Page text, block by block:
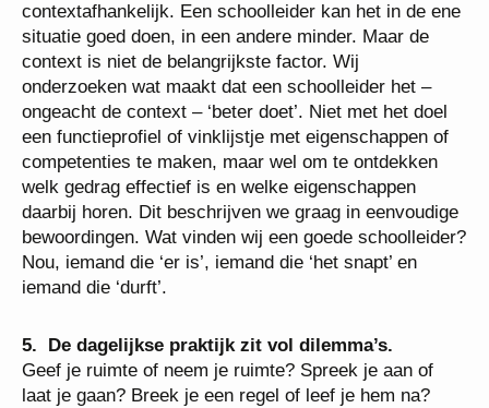
contextafhankelijk. Een schoolleider kan het in de ene
situatie goed doen, in een andere minder. Maar de
context is niet de belangrijkste factor. Wij
onderzoeken wat maakt dat een schoolleider het –
ongeacht de context – ‘beter doet’. Niet met het doel
een functieprofiel of vinklijstje met eigenschappen of
competenties te maken, maar wel om te ontdekken
welk gedrag effectief is en welke eigenschappen
daarbij horen. Dit beschrijven we graag in eenvoudige
bewoordingen. Wat vinden wij een goede schoolleider?
Nou, iemand die ‘er is’, iemand die ‘het snapt’ en
iemand die ‘durft’.
5. De dagelijkse praktijk zit vol dilemma’s.
Geef je ruimte of neem je ruimte? Spreek je aan of
laat je gaan? Breek je een regel of leef je hem na?